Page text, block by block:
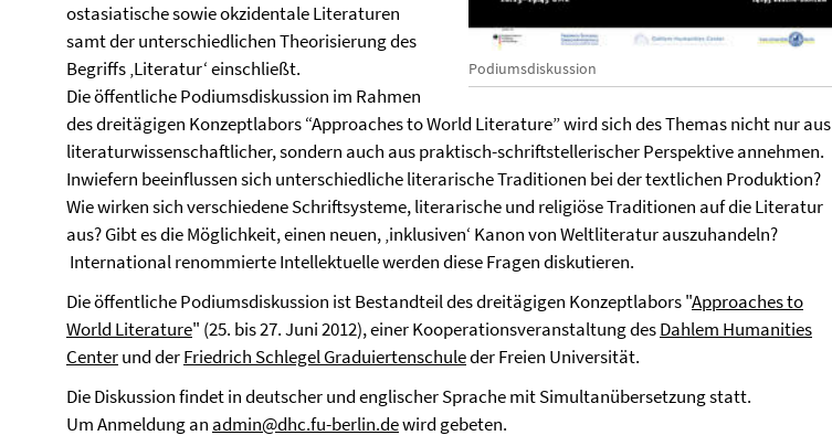
Podiumsdiskussion
ostasiatische sowie okzidentale Literaturen
samt der unterschiedlichen Theorisierung des
Begriffs ‚Literatur‘ einschließt.
Die öffentliche Podiumsdiskussion im Rahmen
des dreitägigen Konzeptlabors “Approaches to World Literature” wird sich des Themas nicht nur aus
literaturwissenschaftlicher, sondern auch aus praktisch-schriftstellerischer Perspektive annehmen.
Inwiefern beeinflussen sich unterschiedliche literarische Traditionen bei der textlichen Produktion?
Wie wirken sich verschiedene Schriftsysteme, literarische und religiöse Traditionen auf die Literatur
aus? Gibt es die Möglichkeit, einen neuen, ‚inklusiven‘ Kanon von Weltliteratur auszuhandeln?
International renommierte Intellektuelle werden diese Fragen diskutieren.
Die öffentliche Podiumsdiskussion ist Bestandteil des dreitägigen Konzeptlabors "Approaches to
World Literature" (25. bis 27. Juni 2012), einer Kooperationsveranstaltung desDahlem Humanities
Centerund derFriedrich Schlegel Graduiertenschuleder Freien Universität.
Die Diskussion findet in deutscher und englischer Sprache mit Simultanübersetzung statt.
Um Anmeldung an admin@dhc.fu-berlin.dewird gebeten.